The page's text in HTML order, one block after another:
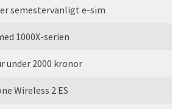
semestervänligt e-sim
1000X-serien
under 2000 kronor
Wireless 2 ES